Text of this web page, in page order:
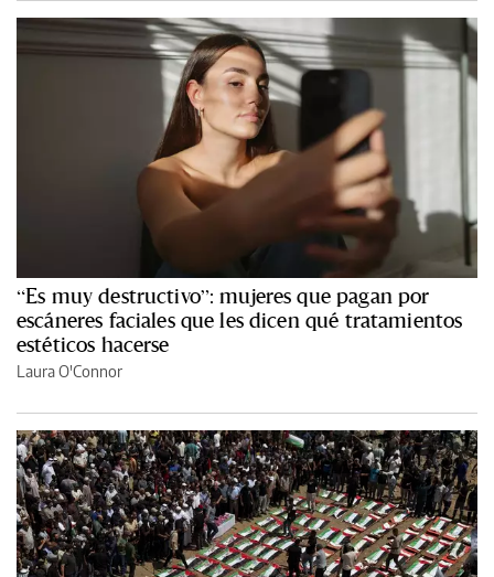
“Es muy destructivo”: mujeres que pagan por
escáneres faciales que les dicen qué tratamientos
estéticos hacerse
Laura O'Connor